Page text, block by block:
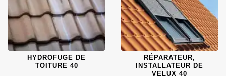
HYDROFUGE DE
TOITURE 40
RÉPARATEUR,
INSTALLATEUR DE
VELUX 40